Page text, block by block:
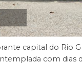
capital do Rio
com dias